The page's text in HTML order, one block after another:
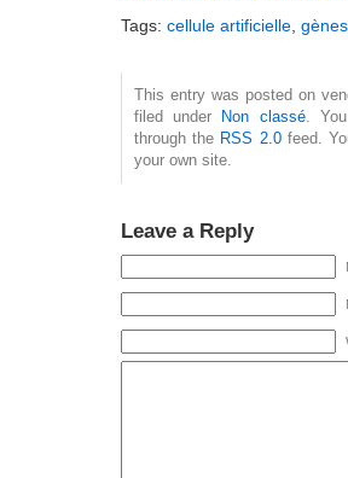
Tags: cellule artificielle
This entry was posted on
filed under
Non classé.
through the RSS 2.0feed.
your own site.
Leave a Reply